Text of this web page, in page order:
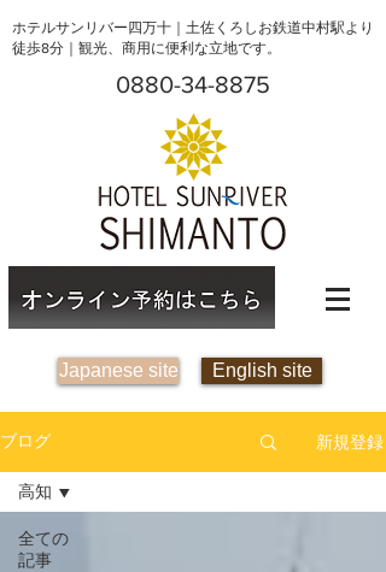
ホテルサンリバー四万十｜土佐くろしお鉄道中村駅より
徒歩8分｜観光、商用に便利な立地です。
0880-34-8875
Japanese site English site
ブログ 新規登録
全ての
記事
高知